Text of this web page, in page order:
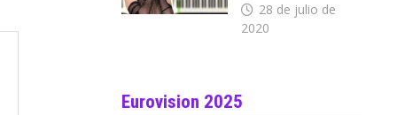
28 de julio de
2020
Eurovision 2025